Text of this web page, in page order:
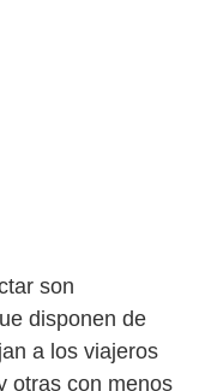
son
disponen de
a los viajeros
otras con menos